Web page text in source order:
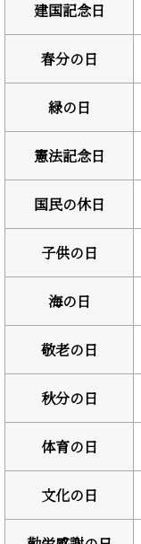
建国記念日
春分の日
緑の日
憲法記念日
国民の休日
子供の日
海の日
敬老の日
秋分の日
体育の日
文化の日